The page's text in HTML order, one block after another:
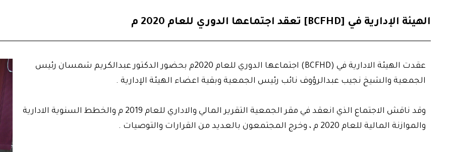
الهيئة الإدارية في [BCFHD] تعقد اجتماعها الدوري للعام 2020 م
عقدت الهيئة الادارية في (BCFHD) اجتماعها الدوري للعام 2020م بحضور الدكتور عبدالكريم شمسان رئيس
الجمعية والشيخ نجيب عبدالرؤوف نائب رئيس الجمعية وبقية اعضاء الهيئة الإدارية .
وقد ناقش الاجتماع الذي انعقد في مقر الجمعية التقرير المالي والاداري للعام 2019 م والخطط السنوية الادارية
والموازنة المالية للعام 2020 م ، وخرج المجتمعون بالعديد من القرارات والتوصيات .